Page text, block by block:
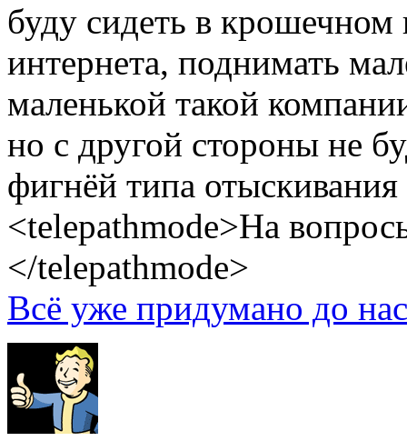
буду сидеть в крошечном
интернета, поднимать
маленькой такой
но с другой стороны не
фигнёй типа
<telepathmode>На
</telepathmode>
Всё уже придумано до